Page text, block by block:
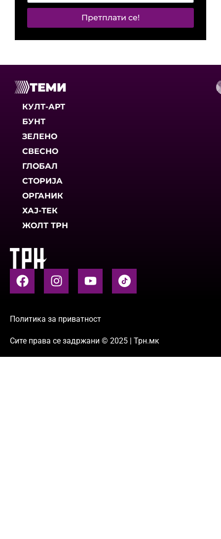
Претплати се!
ТЕМИ
КУЛТ-АРТ
БУНТ
ЗЕЛЕНО
СВЕСНО
ГЛОБАЛ
СТОРИЈА
ОРГАНИК
ХАЈ-ТЕК
ЖОЛТ ТРН
Политика за приватност
Сите права се задржани © 2025 | Трн.мк